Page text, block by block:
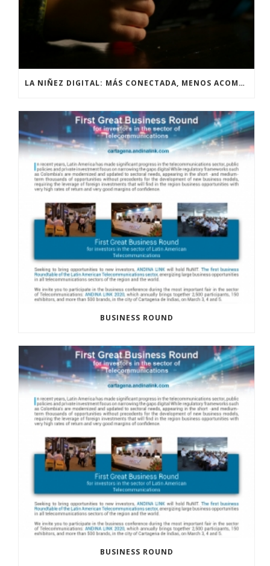
LA NIÑEZ DIGITAL: MÁS CONECTADA, MENOS ACOMPAÑADA
BUSINESS ROUND
BUSINESS ROUND